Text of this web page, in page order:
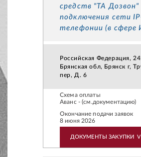
средств "ТА Дозвон"
подключения сети
телефонии (в сфере
Российская Федерация,
Брянская обл, Брянск г,
пер, Д. 6
Схема оплаты
Аванс - (см.документацию)
Окончание подачи заявок
8 июня 2026
ДОКУМЕНТЫ ЗАКУПКИ V